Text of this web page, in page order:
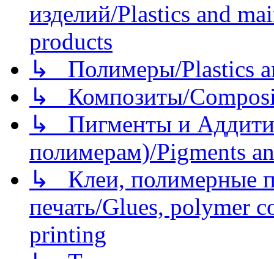
изделий/Plastics and
products
↳ Полимеры/Plastics
↳ Композиты/
↳ Пигменты и
полимерам)/Pigments
↳ Клеи, полимерные
печать/Glues, polymer
printing